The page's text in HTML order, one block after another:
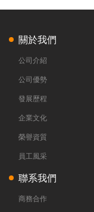
關於我們
公司介紹
公司優勢
發展歷程
企業文化
榮譽資質
員工風采
聯系我們
商務合作